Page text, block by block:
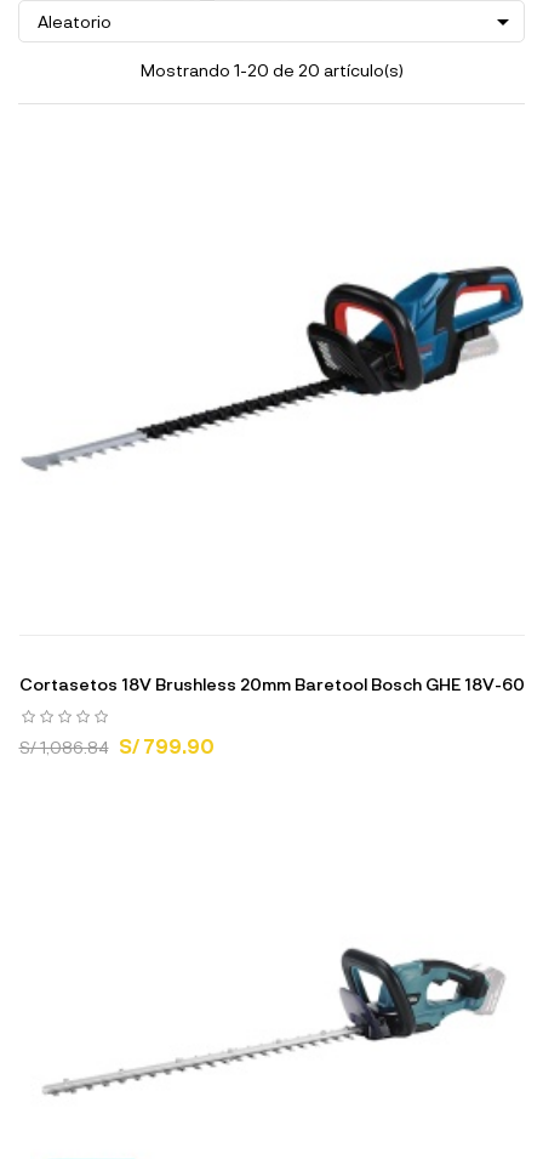
Aleatorio 
Mostrando 1-20 de 20 artículo(s)
Cortasetos 18V Brushless 20mm Baretool Bosch GHE 18V-60
S/ 1,086.84 S/ 799.90